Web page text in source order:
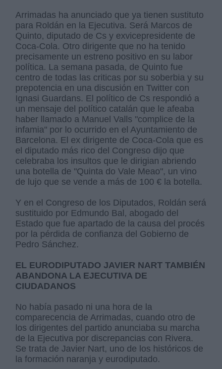
Arrimadas ha anunciado que ya tienen sustituto
para Roldán en la Ejecutiva. Será Marcos de
Quinto, diputado de Cs y exvicepresidente de
Coca-Cola. Otro dirigente que no ha tenido
precisamente un estreno positivo en su labor
política. La semana pasada, de Quinto fue
centro de todas las criticas por su soberbia y su
prepotencia en una discusión en Twitter con
Ignasi Guardans. El político de Cs respondió a
un mensaje del político catalán que le afeaba
haber llamado a Manuel Valls "complice de la
infamia" por lo ocurrido en el Ayuntamiento de
Barcelona. El ex dirigente de Coca-Cola que es
el diputado más rico del Congreso dijo que
celebraba los insultos que le dirigian abriendo
una botella de "Quinta do Vale Meao", un vino
de lujo que se vende a más de 100 € la botella.
Y en el Congreso de los Diputados, Roldán será
sustituido por Edmundo Bal, abogado del
Estado que fue apartado de la causa del procés
por la pérdida de confianza del Gobierno de
Pedro Sánchez.
EL EURODIPUTADO JAVIER NART TAMBIÉN
ABANDONA LA EJECUTIVA DE
CIUDADANOS
No había pasado ni una hora de la
comparecencia de Arrimadas, cuando otro de
los dirigentes del partido anunciaba su marcha
de la Ejecutiva por discrepancias con Rivera.
Se trata de Javier Nart, uno de los históricos de
la formación naranja y eurodiputado.